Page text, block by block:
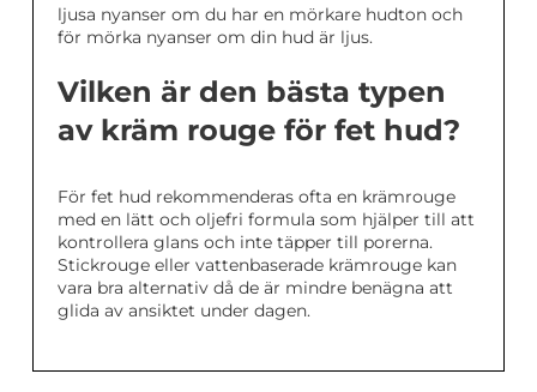
ljusa nyanser om du har en mörkare hudton och
för mörka nyanser om din hud är ljus.
Vilken är den bästa typen
av kräm rouge för fet hud?
För fet hud rekommenderas ofta en krämrouge
med en lätt och oljefri formula som hjälper till att
kontrollera glans och inte täpper till porerna.
Stickrouge eller vattenbaserade krämrouge kan
vara bra alternativ då de är mindre benägna att
glida av ansiktet under dagen.